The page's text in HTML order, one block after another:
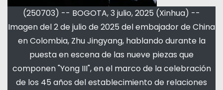
(250703) -- BOGOTA, 3 julio, 2025 (Xinhua) --
Imagen del 2 de julio de 2025 del embajador de China
en Colombia, Zhu Jingyang, hablando durante la
puesta en escena de las nueve piezas que
componen "Yong III", en el marco de la celebración
de los 45 años del establecimiento de relaciones